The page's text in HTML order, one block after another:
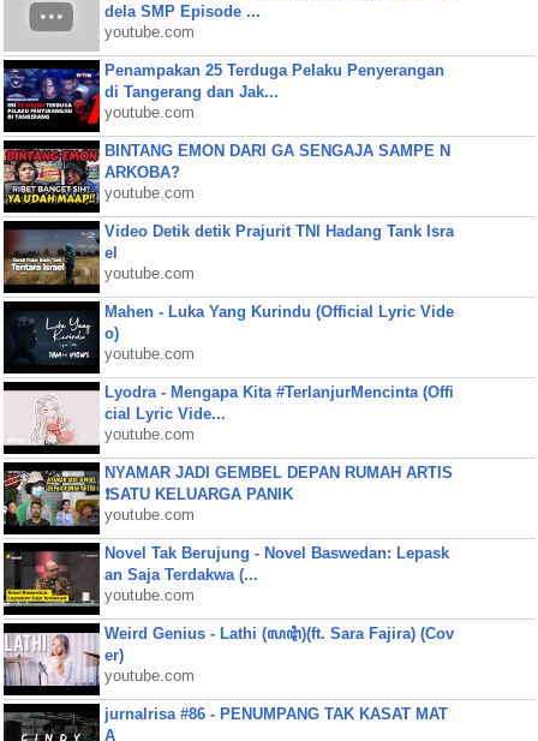
dela SMP Episode ...
youtube.com
Penampakan 25 Terduga Pelaku Penyerangan
di Tangerang dan Jak...
youtube.com
BINTANG EMON DARI GA SENGAJA SAMPE N
ARKOBA?
youtube.com
Video Detik detik Prajurit TNI Hadang Tank Isra
el
youtube.com
Mahen - Luka Yang Kurindu (Official Lyric Vide
o)
youtube.com
Lyodra - Mengapa Kita #TerlanjurMencinta (Offi
cial Lyric Vide...
youtube.com
NYAMAR JADI GEMBEL DEPAN RUMAH ARTIS
❗SATU KELUARGA PANIK
youtube.com
Novel Tak Berujung - Novel Baswedan: Lepask
an Saja Terdakwa (...
youtube.com
Weird Genius - Lathi (ꦭꦛꦶ)(ft. Sara Fajira) (Cov
er)
youtube.com
jurnalrisa #86 - PENUMPANG TAK KASAT MAT
A